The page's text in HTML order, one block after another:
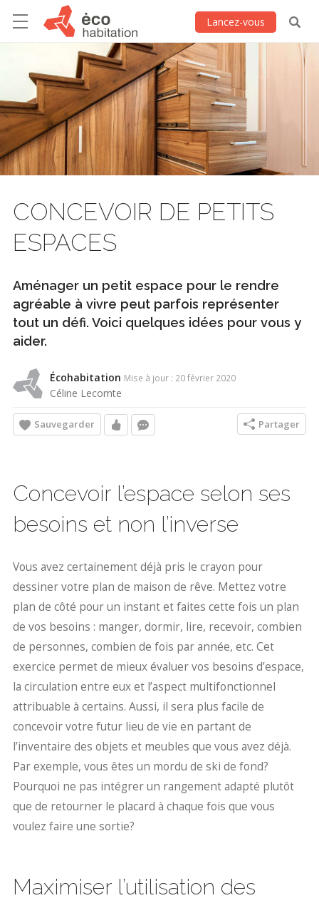
Lancez-vous
CONCEVOIR DE PETITS
ESPACES
Aménager un petit espace pour le rendre
agréable à vivre peut parfois représenter
tout un défi. Voici quelques idées pour vous y
aider.
Écohabitation Mise à jour : 20 février 2020
Céline Lecomte
Sauvegarder Partager
Concevoir l’espace selon ses
besoins et non l’inverse
Vous avez certainement déjà pris le crayon pour
dessiner votre plan de maison de rêve. Mettez votre
plan de côté pour un instant et faites cette fois un plan
de vos besoins : manger, dormir, lire, recevoir, combien
de personnes, combien de fois par année, etc. Cet
exercice permet de mieux évaluer vos besoins d’espace,
la circulation entre eux et l’aspect multifonctionnel
attribuable à certains. Aussi, il sera plus facile de
concevoir votre futur lieu de vie en partant de
l’inventaire des objets et meubles que vous avez déjà.
Par exemple, vous êtes un mordu de ski de fond?
Pourquoi ne pas intégrer un rangement adapté plutôt
que de retourner le placard à chaque fois que vous
voulez faire une sortie?
Maximiser l’utilisation des